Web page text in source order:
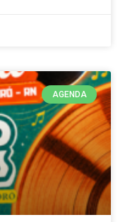
AGENDA